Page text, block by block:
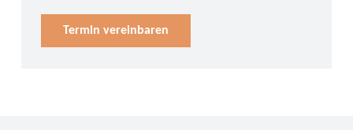
Termin vereinbaren